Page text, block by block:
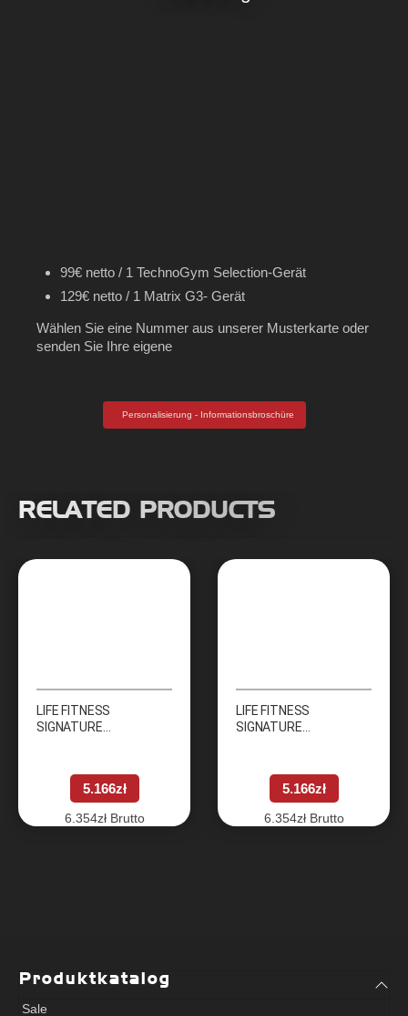
99€ netto / 1 TechnoGym Selection-Gerät
129€ netto / 1 Matrix G3- Gerät
Wählen Sie eine Nummer aus unserer Musterkarte oder
senden Sie Ihre eigene
Personalisierung - Informationsbroschüre
RELATED PRODUCTS
LIFE FITNESS
SIGNATURE
5.166zł
6.354zł Brutto
LIFE FITNESS
SIGNATURE
5.166zł
6.354zł Brutto
Produktkatalog
Sale